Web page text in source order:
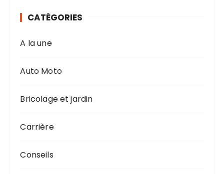
CATÉGORIES
A la une
Auto Moto
Bricolage et jardin
Carrière
Conseils